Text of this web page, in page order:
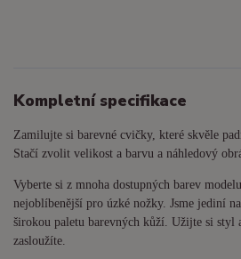
Kompletní specifikace
Zamilujte si barevné cvičky, které skvěle
Stačí zvolit velikost a barvu a náhledový
Vyberte si z mnoha dostupných barev
nejoblíbenější pro úzké nožky. Jsme jediní
širokou paletu barevných kůží. Užijte si styl
zasloužíte.